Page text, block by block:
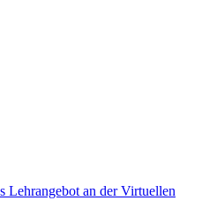
Lehrangebot an der Virtuellen